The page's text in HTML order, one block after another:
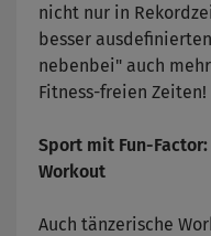
nicht nur in
besser
nebenbei" auch
Fitness-freien Zeiten!
Sport mit Fun-
Workout
Auch tänzerische